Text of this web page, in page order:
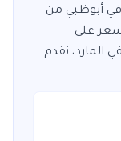
في أبوظبي من
على
المارد، نقدم